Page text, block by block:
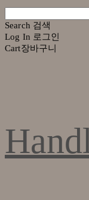
Search 검색
Log In 로그인
Cart장바구니